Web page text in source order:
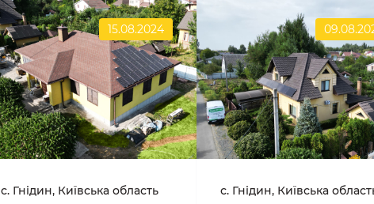
15.08.2024
с. Гнідин, Київська область с. Гнідин, Київська